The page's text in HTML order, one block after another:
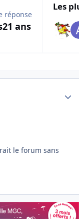
réponse
21 ans
Les
overview
le forum sans